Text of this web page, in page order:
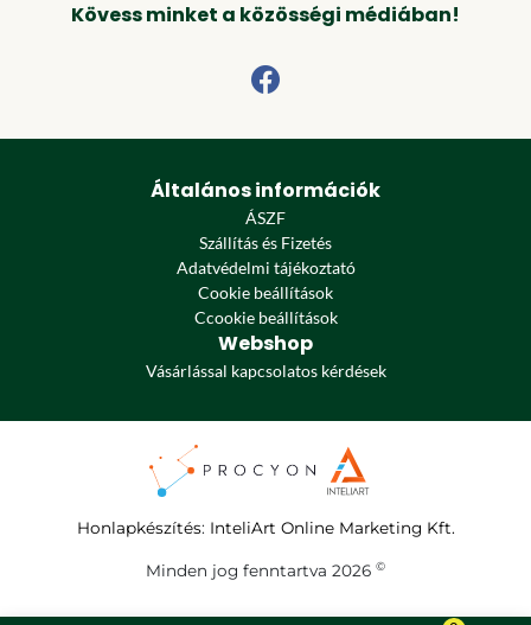
Kövess minket a közösségi médiában!
Általános információk
ÁSZF
Szállítás és Fizetés
Adatvédelmi tájékoztató
Cookie beállítások
Ccookie beállítások
Webshop
Vásárlással kapcsolatos kérdések
Honlapkészítés: InteliArt Online Marketing Kft.
Minden jog fenntartva 2026 ©